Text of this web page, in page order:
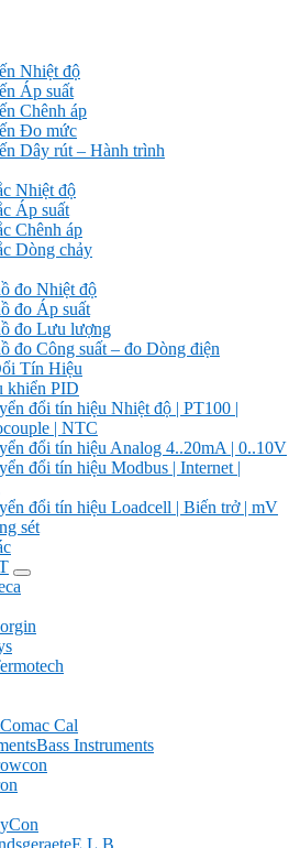
Nhiệt độ
Áp suất
Chênh áp
Đo mức
Dây rút – Hành trình
Nhiệt độ
Áp suất
Chênh áp
Dòng chảy
đo Nhiệt độ
đo Áp suất
đo Lưu lượng
đo Công suất – đo Dòng điện
Tín Hiệu
khiển PID
đổi tín hiệu Nhiệt độ | PT100 |
| NTC
đổi tín hiệu Analog 4..20mA | 0..10V
đổi tín hiệu Modbus | Internet |
đổi tín hiệu Loadcell | Biến trở | mV
sét
Comac Cal
Bass Instruments
E.L.B